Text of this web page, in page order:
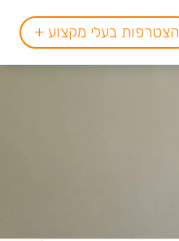
הצטרפות בעלי מקצוע +